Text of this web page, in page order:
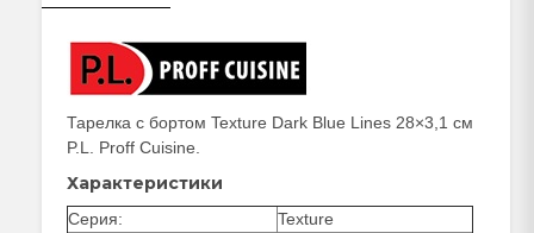
28×3,1
Proff
Тарелка с бортом Texture Dark Blue Lines 28×3,1 см
P.L. Proff Cuisine.
Характеристики
Серия:
Texture